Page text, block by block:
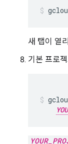
새 탭이 열
기본 프로